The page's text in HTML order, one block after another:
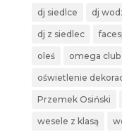
dj siedlce dj
dj z siedlec
oleś omega club
oświetlenie
Przemek Osiński
wesele z klasą